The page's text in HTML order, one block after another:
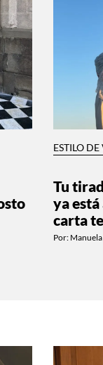
ESTILO
Tu
ya
carta
Por: